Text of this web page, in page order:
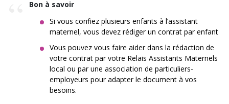
Bon à savoir
Si vous confiez plusieurs enfants à l’assistant
maternel, vous devez rédiger un contrat par enfant
Vous pouvez vous faire aider dans la rédaction de
votre contrat par votre Relais Assistants Maternels
local ou par une association de particuliers-
employeurs pour adapter le document à vos
besoins.